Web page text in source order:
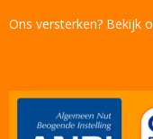
Ons versterken? Bekijk